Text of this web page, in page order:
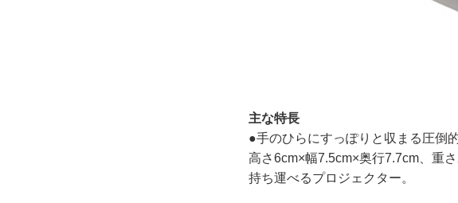
主な特長
●手のひらにすっぽりと収まる圧倒
高さ6cm×幅7.5cm×奥行7.7cm、重
持ち運べるプロジェクター。